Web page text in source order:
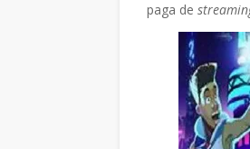
paga de